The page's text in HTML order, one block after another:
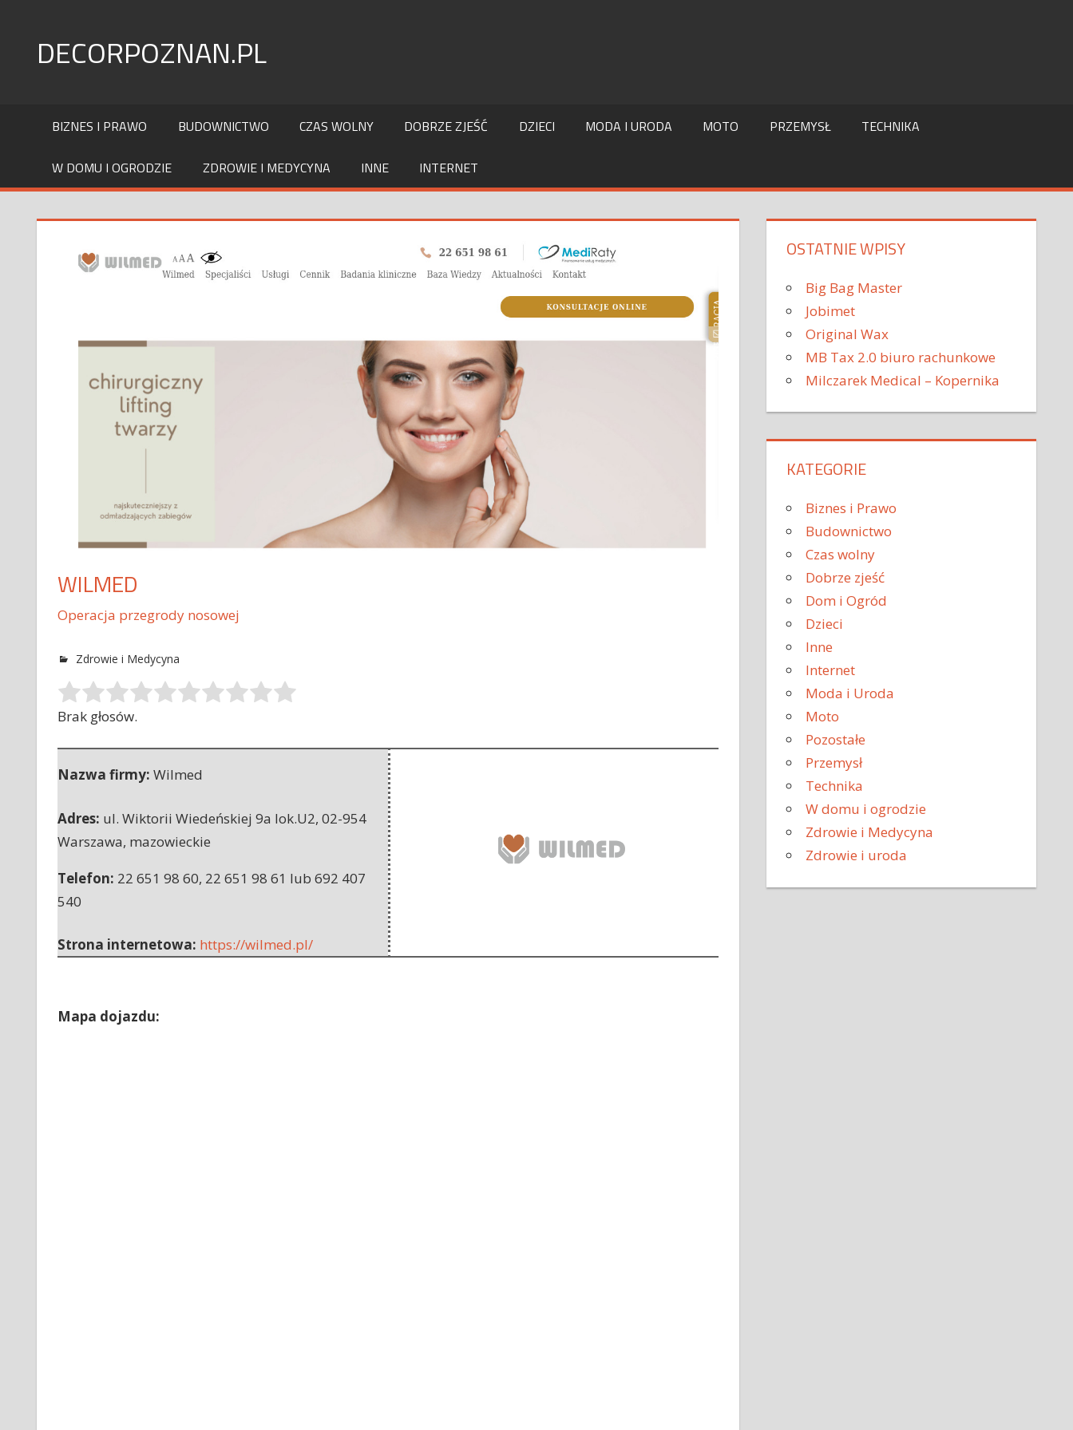
contentDECORPOZNAN.PL
BIZNES I PRAWO BUDOWNICTWO CZAS WOLNY DOBRZE ZJEŚĆ DZIECI MODA I URODA MOTO PRZEMYSŁ TECHNIKA
W DOMU I OGRODZIE ZDROWIE I MEDYCYNA INNE INTERNET
WILMED
Operacja przegrody nosowej
Zdrowie i Medycyna
Brak głosów.
Nazwa firmy: Wilmed
Adres: ul. Wiktorii Wiedeńskiej 9a lok.U2, 02-954
Warszawa, mazowieckie
Telefon: 22 651 98 60, 22 651 98 61 lub 692 407
540
Strona internetowa: https://wilmed.pl/
Mapa dojazdu:
OSTATNIE WPISY
Big Bag Master
Jobimet
Original Wax
MB Tax 2.0 biuro rachunkowe
Milczarek Medical – Kopernika
KATEGORIE
Biznes i Prawo
Budownictwo
Czas wolny
Dobrze zjeść
Dom i Ogród
Dzieci
Inne
Internet
Moda i Uroda
Moto
Pozostałe
Przemysł
Technika
W domu i ogrodzie
Zdrowie i Medycyna
Zdrowie i uroda